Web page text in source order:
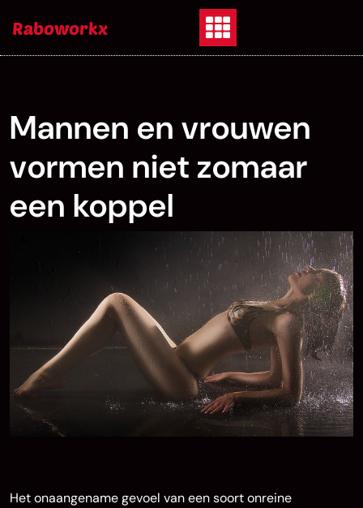
Raboworkx
Mannen en vrouwen
vormen niet zomaar
een koppel
Het onaangename gevoel van een soort onreine